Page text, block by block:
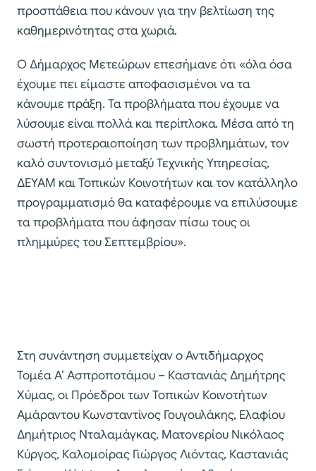
προσπάθεια που κάνουν για την βελτίωση της
καθημερινότητας στα χωριά.
Ο Δήμαρχος Μετεώρων επεσήμανε ότι «όλα όσα
έχουμε πει είμαστε αποφασισμένοι να τα
κάνουμε πράξη. Τα προβλήματα που έχουμε να
λύσουμε είναι πολλά και περίπλοκα. Μέσα από τη
σωστή προτεραιοποίηση των προβλημάτων, τον
καλό συντονισμό μεταξύ Τεχνικής Υπηρεσίας,
ΔΕΥΑΜ και Τοπικών Κοινοτήτων και τον κατάλληλο
προγραμματισμό θα καταφέρουμε να επιλύσουμε
τα προβλήματα που άφησαν πίσω τους οι
πλημμύρες του Σεπτεμβρίου».
Στη συνάντηση συμμετείχαν ο Αντιδήμαρχος
Τομέα Α’ Ασπροποτάμου – Καστανιάς Δημήτρης
Χύμας, οι Πρόεδροι των Τοπικών Κοινοτήτων
Αμάραντου Κωνσταντίνος Γουγουλάκης, Ελαφίου
Δημήτριος Νταλαμάγκας, Ματονερίου Νικόλαος
Κύργος, Καλομοίρας Γιώργος Λιόντας, Καστανιάς